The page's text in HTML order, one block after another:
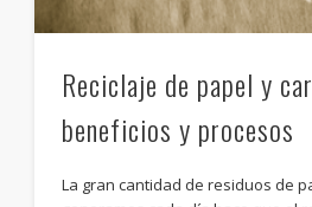
Reciclaje de papel y
beneficios y procesos
La gran cantidad de residuos de